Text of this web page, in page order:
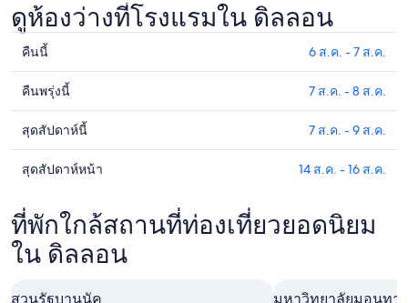
ดูห้องว่างที่โรงแรมใน ดิลลอน
ดูรา
คา
ที่พัก
ใน
ดิล
ลอน
คืน
นี้,
6
-
คืนนี้ 6 ส.ค. - 7 ส.ค.
ดูรา
คา
ที่พัก
ใน
ดิล
ลอน
สำหรับ
คืน
นี้,
คืนพรุ่งนี้ 7 ส.ค. - 8 ส.ค.
ดูรา
คา
ที่พัก
ดิล
ลอน
สำหรับ
สุด
สุดสัปดาห์นี้ 7 ส.ค. - 9 ส.ค.
ดูรา
ที่พัก
ใน
ดิล
สุดสัปดาห์หน้า 14 ส.ค. - 16 ส.ค.
ที่พักใกล้สถานที่ท่องเที่ยวยอดนิยม
ใน ดิลลอน
สวนรัฐบานนัค มหาวิทยาลัยมอนทา